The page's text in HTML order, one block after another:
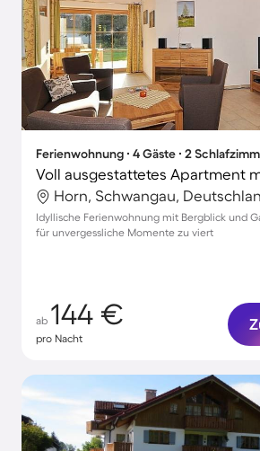
Ferienwohnung ∙ 4 Gäste ∙ 2
Horn, Schwangau,
Idyllische Ferienwohnung mit Bergblick und
für unvergessliche Momente zu viert
ab 144 €
pro Nacht